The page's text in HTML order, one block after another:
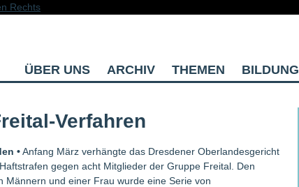
ÜBER UNS ARCHIV THEMEN BILDUNG
Verfahren
•Anfang März verhängte das Dresdener Oberlandesgericht
gegen acht Mitglieder der Gruppe Freital. Den
Männern und einer Frau wurde eine Serie von